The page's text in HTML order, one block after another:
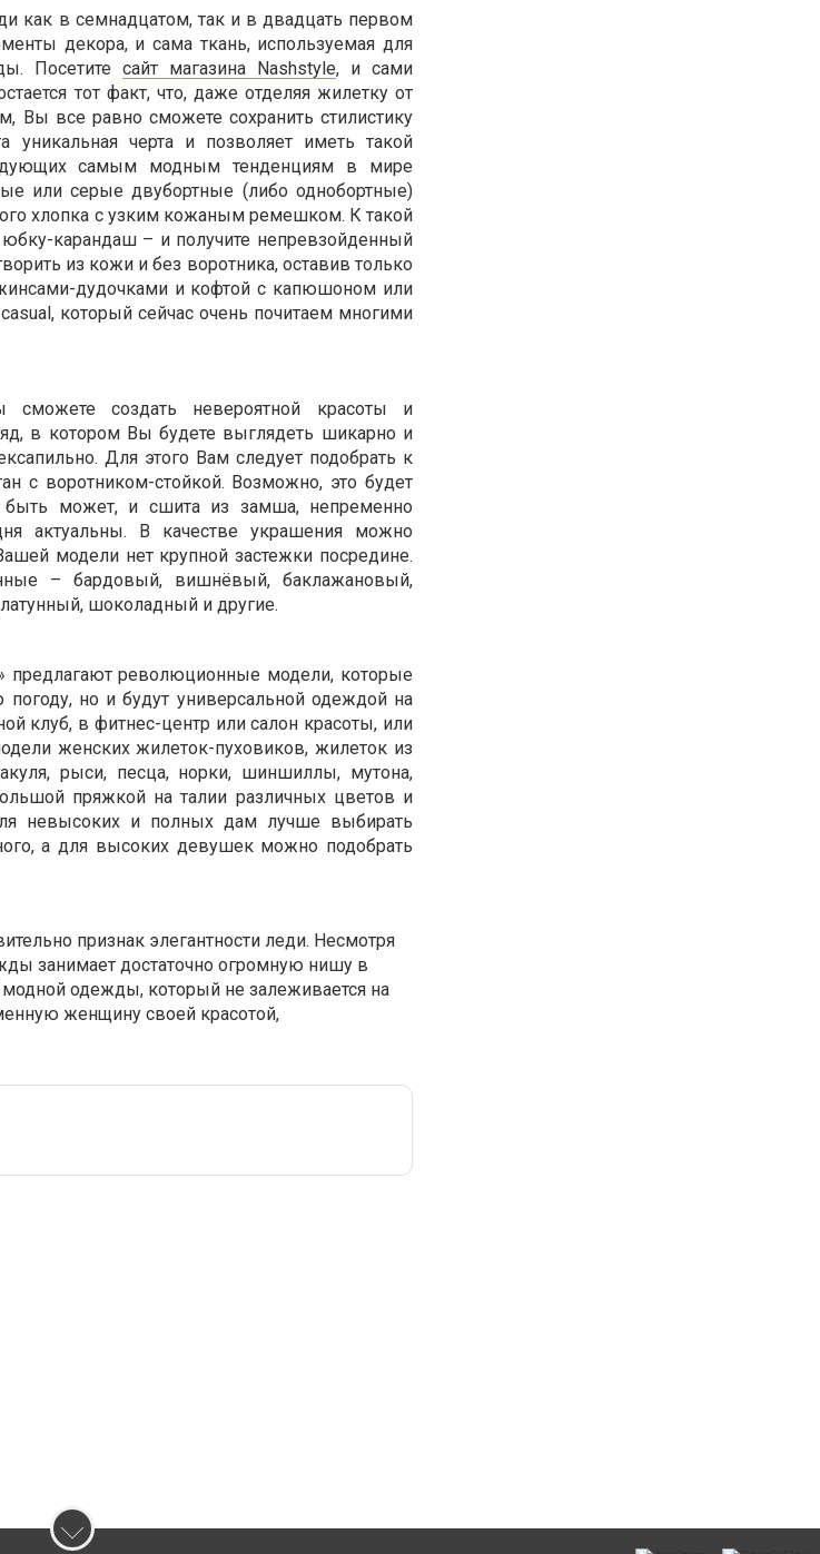
как в семнадцатом, так и в двадцать первом
декора, и сама ткань, используемая для
Посетите сайт магазина Nashstyle, и сами
тот факт, что, даже отделяя жилетку от
Вы все равно сможете сохранить стилистику
черта и позволяет иметь такой
самым модным тенденциям в мире
или серые двубортные (либо однобортные)
хлопка с узким кожаным ремешком. К такой
карандаш – и получите непревзойденный
из кожи и без воротника, оставив только
дудочками и кофтой с капюшоном или
который сейчас очень почитаем многими
создать невероятной красоты и
в котором Вы будете выглядеть шикарно и
Для этого Вам следует подобрать к
с воротником-стойкой. Возможно, это будет
может, и сшита из замша, непременно
актуальны. В качестве украшения можно
модели нет крупной застежки посредине.
– бардовый, вишнёвый, баклажановый,
шоколадный и другие.
предлагают революционные модели, которые
но и будут универсальной одеждой на
клуб, в фитнес-центр или салон красоты, или
женских жилеток-пуховиков, жилеток из
рыси, песца, норки, шиншиллы, мутона,
пряжкой на талии различных цветов и
невысоких и полных дам лучше выбирать
а для высоких девушек можно подобрать
признак элегантности леди. Несмотря
занимает достаточно огромную нишу в
одежды, который не залеживается на
женщину своей красотой,